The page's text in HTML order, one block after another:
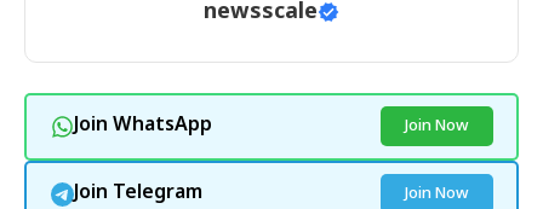
newsscale
Join WhatsApp Join Now
Join Telegram Join Now